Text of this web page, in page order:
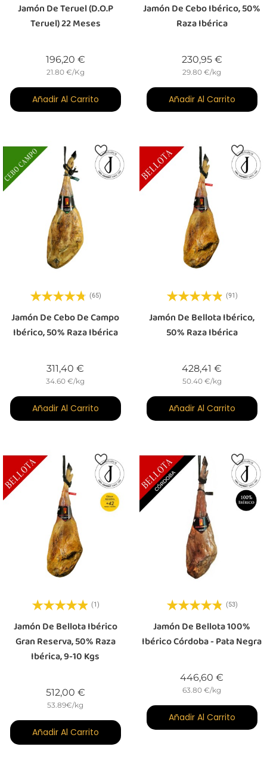
Jamón De Teruel (D.O.P
Teruel) 22 Meses
196,20 €Precio
21.80 €/Kg
Añadir Al Carrito
Jamón De Cebo Ibérico, 50%
Raza Ibérica
230,95 €Precio
29.80 €/kg
Añadir Al Carrito
(65)
Jamón De Cebo De Campo
Ibérico, 50% Raza Ibérica
311,40 €
34.60 €/kg
Añadir Al Carrito
(91)
Jamón De Bellota Ibérico,
50% Raza Ibérica
428,41 €
50.40 €/kg
Añadir Al Carrito
(1)
Jamón De Bellota Ibérico
Gran Reserva, 50% Raza
Ibérica, 9-10 Kgs
512,00 €Precio
53.89€/kg
Añadir Al Carrito
(53)
Jamón De Bellota 100%
Ibérico Córdoba - Pata Negra
446,60 €
63.80 €/kg
Añadir Al Carrito